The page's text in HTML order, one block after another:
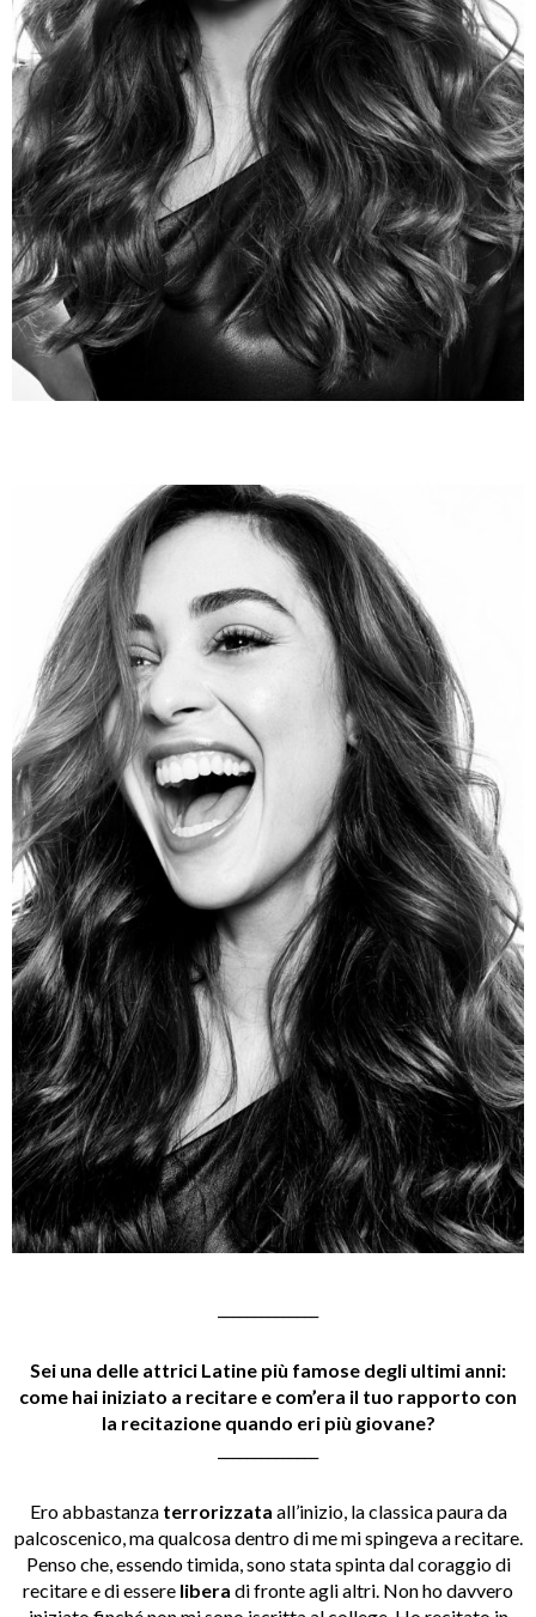
Sei una delle attrici Latine più famose degli ultimi anni:
come hai iniziato a recitare e com’era il tuo rapporto con
la recitazione quando eri più giovane?
Ero abbastanza terrorizzata all’inizio, la classica paura da
palcoscenico, ma qualcosa dentro di me mi spingeva a recitare.
Penso che, essendo timida, sono stata spinta dal coraggio di
recitare e di essere libera di fronte agli altri. Non ho davvero